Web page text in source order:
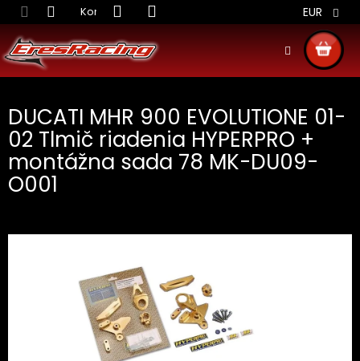
Prejsť
na
obsah
Kontakt Obchodné podmienky Doprava
EUR
KOŠÍK
DUCATI MHR 900 EVOLUTIONE 01-
02 Tlmič riadenia HYPERPRO +
montážna sada 78 MK-DU09-
O001